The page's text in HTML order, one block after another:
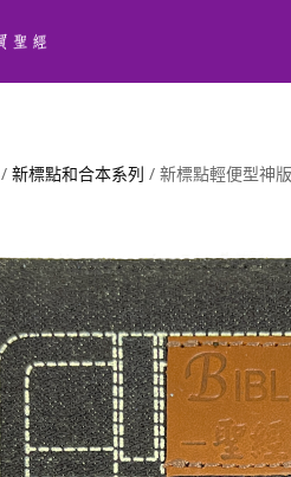
/ 新標點和合本系列 / 新標點輕便型神